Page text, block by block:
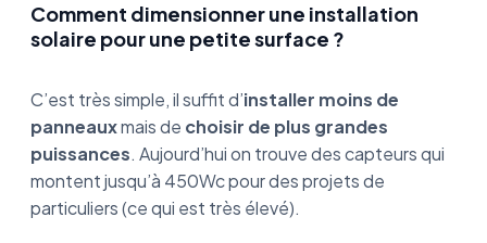
Comment dimensionner une installation
solaire pour une petite surface ?
C’est très simple, il suffit d’installer moins de
panneauxmais de choisir de plus grandes
puissances. Aujourd’hui on trouve des capteurs qui
montent jusqu’à 450Wc pour des projets de
particuliers (ce qui est très élevé).